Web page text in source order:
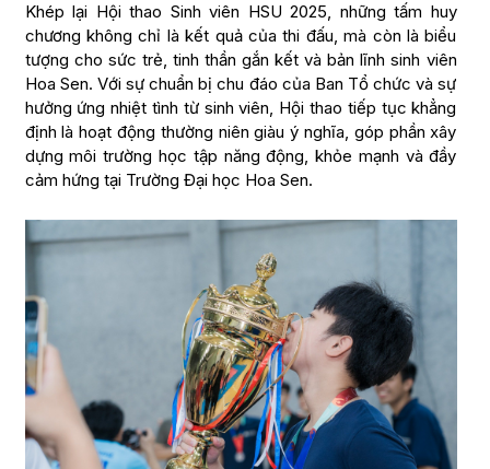
Khép lại Hội thao Sinh viên HSU 2025, những tấm huy
chương không chỉ là kết quả của thi đấu, mà còn là biểu
tượng cho sức trẻ, tinh thần gắn kết và bản lĩnh sinh viên
Hoa Sen. Với sự chuẩn bị chu đáo của Ban Tổ chức và sự
hưởng ứng nhiệt tình từ sinh viên, Hội thao tiếp tục khẳng
định là hoạt động thường niên giàu ý nghĩa, góp phần xây
dựng môi trường học tập năng động, khỏe mạnh và đầy
cảm hứng tại Trường Đại học Hoa Sen.